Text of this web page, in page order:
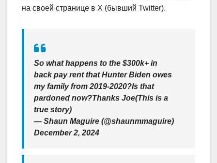
на своей странице в Х (бывший Twitter).
So what happens to the $300k+ in
back pay rent that Hunter Biden owes
my family from 2019-2020?Is that
pardoned now?Thanks Joe(This is a
true story)
— Shaun Maguire (@shaunmmaguire)
December 2, 2024